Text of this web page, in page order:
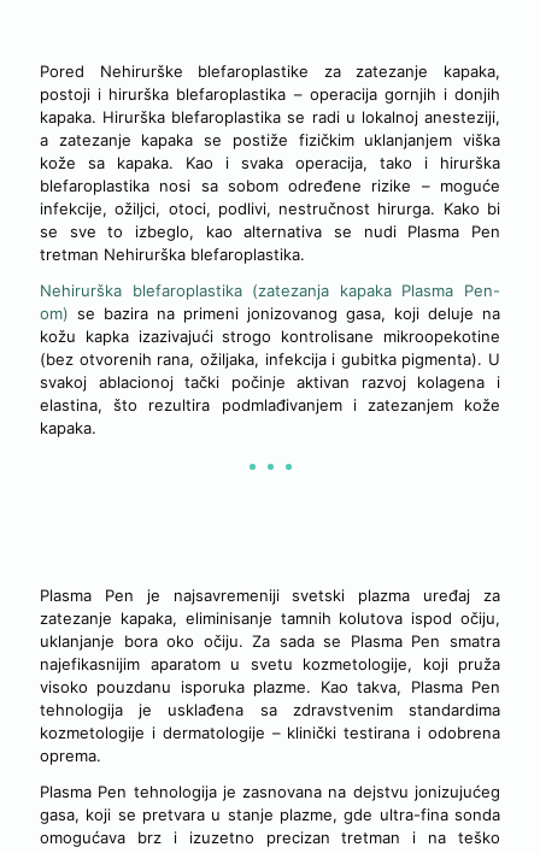
Pored Nehirurške blefaroplastike za zatezanje kapaka,
postoji i hirurška blefaroplastika – operacija gornjih i donjih
kapaka. Hirurška blefaroplastika se radi u lokalnoj anesteziji,
a zatezanje kapaka se postiže fizičkim uklanjanjem viška
kože sa kapaka. Kao i svaka operacija, tako i hirurška
blefaroplastika nosi sa sobom određene rizike – moguće
infekcije, ožiljci, otoci, podlivi, nestručnost hirurga. Kako bi
se sve to izbeglo, kao alternativa se nudi Plasma Pen
tretman Nehirurška blefaroplastika.
Nehirurška blefaroplastika (zatezanja kapaka Plasma Pen-
om) se bazira na primeni jonizovanog gasa, koji deluje na
kožu kapka izazivajući strogo kontrolisane mikroopekotine
(bez otvorenih rana, ožiljaka, infekcija i gubitka pigmenta). U
svakoj ablacionoj tački počinje aktivan razvoj kolagena i
elastina, što rezultira podmlađivanjem i zatezanjem kože
kapaka.
Plasma Pen je najsavremeniji svetski plazma uređaj za
zatezanje kapaka, eliminisanje tamnih kolutova ispod očiju,
uklanjanje bora oko očiju. Za sada se Plasma Pen smatra
najefikasnijim aparatom u svetu kozmetologije, koji pruža
visoko pouzdanu isporuka plazme. Kao takva, Plasma Pen
tehnologija je usklađena sa zdravstvenim standardima
kozmetologije i dermatologije – klinički testirana i odobrena
oprema.
Plasma Pen tehnologija je zasnovana na dejstvu jonizujućeg
gasa, koji se pretvara u stanje plazme, gde ultra-fina sonda
omogućava brz i izuzetno precizan tretman i na teško